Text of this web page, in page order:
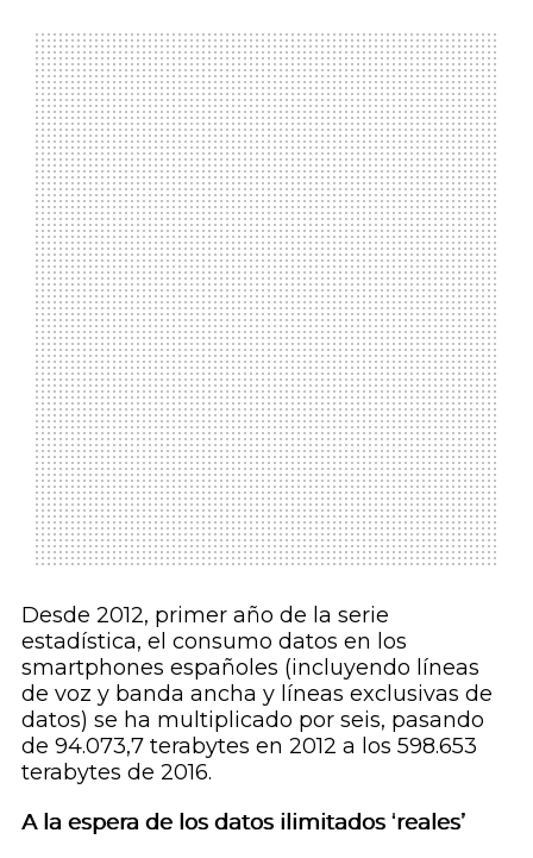
Desde 2012, primer año de la serie
estadística, el consumo datos en los
smartphones españoles (incluyendo líneas
de voz y banda ancha y líneas exclusivas de
datos) se ha multiplicado por seis, pasando
de 94.073,7 terabytes en 2012 a los 598.653
terabytes de 2016.
A la espera de los datos ilimitados ‘reales’